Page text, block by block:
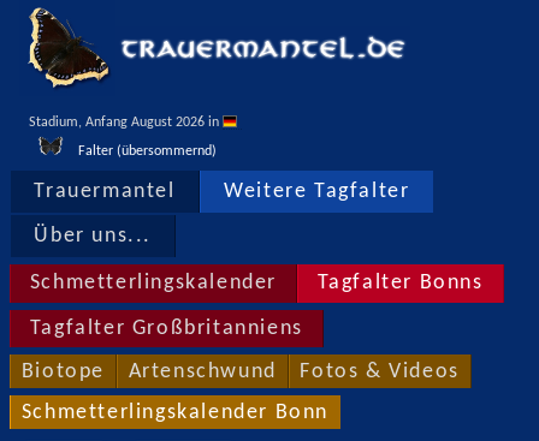
Stadium, Anfang August 2026 in
Falter (übersommernd)
Trauermantel Weitere Tagfalter
Über uns...
Schmetterlingskalender Tagfalter Bonns
Tagfalter Großbritanniens
Biotope Artenschwund Fotos & Videos
Schmetterlingskalender Bonn